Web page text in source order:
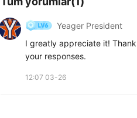
Yeager President
I greatly appreciate it!
your responses.
12:07 03-26